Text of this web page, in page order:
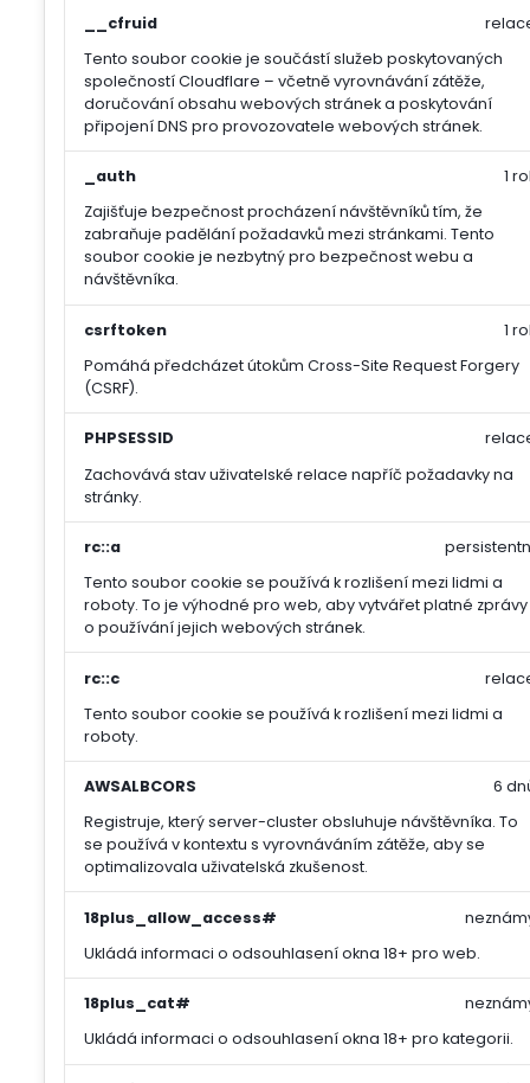
__cfruid
Tento soubor cookie je součástí služeb poskytovaných
společností Cloudflare – včetně vyrovnávání zátěže,
doručování obsahu webových stránek a poskytování
připojení DNS pro provozovatele webových stránek.
_auth
Zajišťuje bezpečnost procházení návštěvníků tím, že
zabraňuje padělání požadavků mezi stránkami. Tento
soubor cookie je nezbytný pro bezpečnost webu a
návštěvníka.
1
csrftoken
Pomáhá předcházet útokům Cross-Site Request Forgery
(CSRF).
1
PHPSESSID
Zachovává stav uživatelské relace napříč požadavky na
stránky.
rc::a
Tento soubor cookie se používá k rozlišení mezi lidmi a
roboty. To je výhodné pro web, aby vytvářet platné zprávy
o používání jejich webových stránek.
rc::c
Tento soubor cookie se používá k rozlišení mezi lidmi a
roboty.
AWSALBCORS
Registruje, který server-cluster obsluhuje návštěvníka. To
se používá v kontextu s vyrovnáváním zátěže, aby se
optimalizovala uživatelská zkušenost.
6
18plus_allow_access#
Ukládá informaci o odsouhlasení okna 18+ pro web.
18plus_cat#
Ukládá informaci o odsouhlasení okna 18+ pro kategorii.